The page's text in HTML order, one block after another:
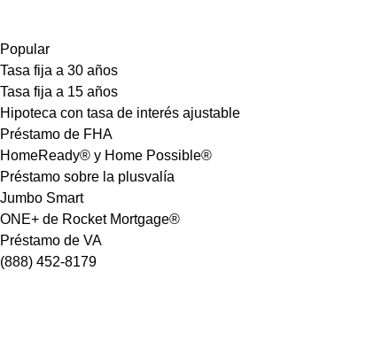
Popular
Tasa fija a 30 años
Tasa fija a 15 años
Hipoteca con tasa de interés ajustable
Préstamo de FHA
HomeReady® y Home Possible®
Préstamo sobre la plusvalía
Jumbo Smart
ONE+ de Rocket Mortgage®
Préstamo de VA
(888) 452-8179